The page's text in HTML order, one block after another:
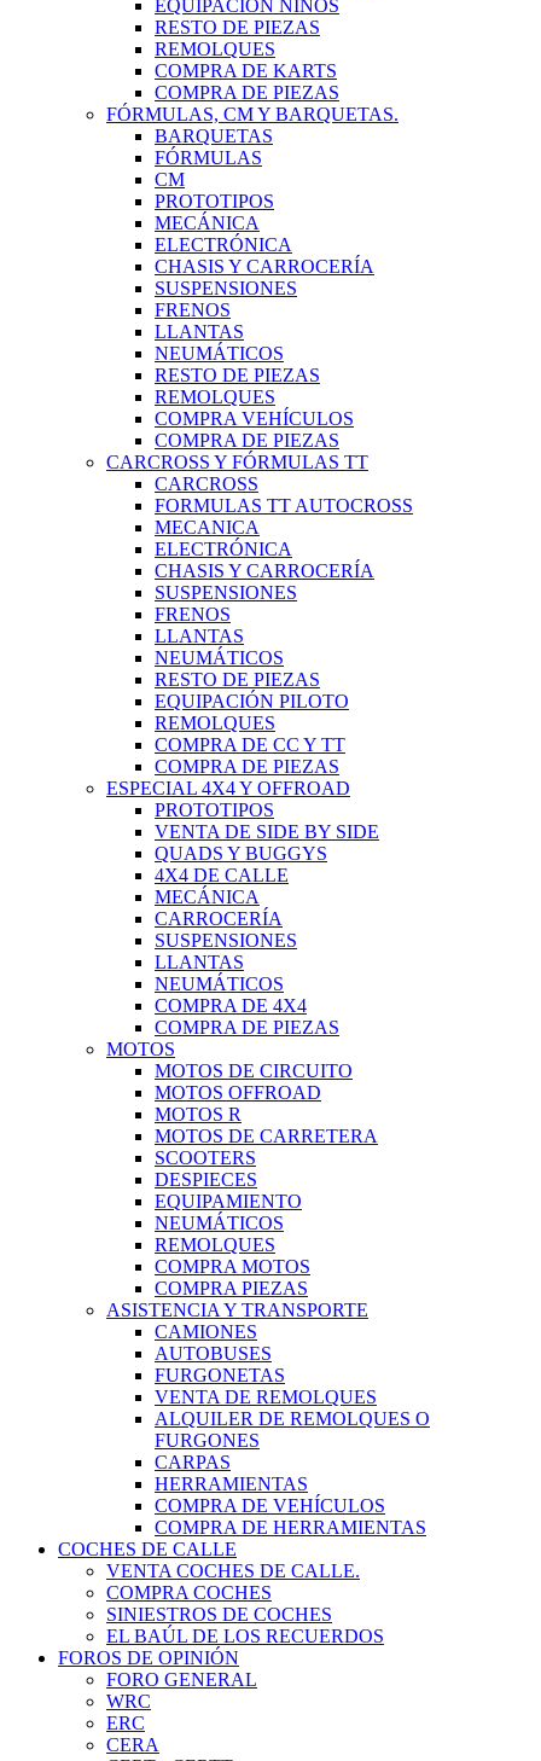
EQUIPACIÓN NIÑOS
RESTO DE PIEZAS
REMOLQUES
COMPRA DE KARTS
COMPRA DE PIEZAS
FÓRMULAS, CM Y BARQUETAS.
BARQUETAS
FÓRMULAS
CM
PROTOTIPOS
MECÁNICA
ELECTRÓNICA
CHASIS Y CARROCERÍA
SUSPENSIONES
FRENOS
LLANTAS
NEUMÁTICOS
RESTO DE PIEZAS
REMOLQUES
COMPRA VEHÍCULOS
COMPRA DE PIEZAS
CARCROSS Y FÓRMULAS TT
CARCROSS
FORMULAS TT AUTOCROSS
MECANICA
ELECTRÓNICA
CHASIS Y CARROCERÍA
SUSPENSIONES
FRENOS
LLANTAS
NEUMÁTICOS
RESTO DE PIEZAS
EQUIPACIÓN PILOTO
REMOLQUES
COMPRA DE CC Y TT
COMPRA DE PIEZAS
ESPECIAL 4X4 Y OFFROAD
PROTOTIPOS
VENTA DE SIDE BY SIDE
QUADS Y BUGGYS
4X4 DE CALLE
MECÁNICA
CARROCERÍA
SUSPENSIONES
LLANTAS
NEUMÁTICOS
COMPRA DE 4X4
COMPRA DE PIEZAS
MOTOS
MOTOS DE CIRCUITO
MOTOS OFFROAD
MOTOS R
MOTOS DE CARRETERA
SCOOTERS
DESPIECES
EQUIPAMIENTO
NEUMÁTICOS
REMOLQUES
COMPRA MOTOS
COMPRA PIEZAS
ASISTENCIA Y TRANSPORTE
CAMIONES
AUTOBUSES
FURGONETAS
VENTA DE REMOLQUES
ALQUILER DE REMOLQUES O
FURGONES
CARPAS
HERRAMIENTAS
COMPRA DE VEHÍCULOS
COMPRA DE HERRAMIENTAS
COCHES DE CALLE
VENTA COCHES DE CALLE.
COMPRA COCHES
SINIESTROS DE COCHES
EL BAÚL DE LOS RECUERDOS
FOROS DE OPINIÓN
FORO GENERAL
WRC
ERC
CERA